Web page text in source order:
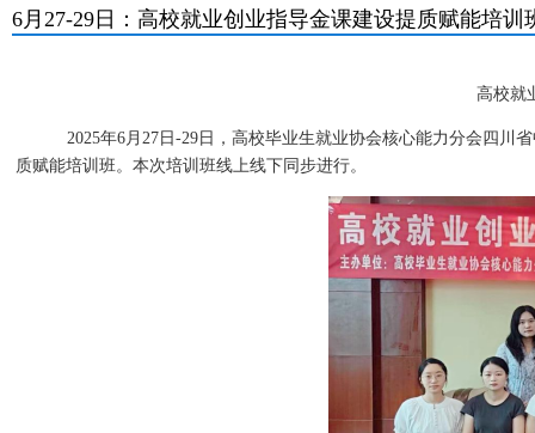
6月27-29日：高校就业创业指导金课建设提质赋能培训
高校就
2025年6月27日-29日，高校毕业生就业协会核心能力分会四川
质赋能培训班。本次培训班线上线下同步进行。